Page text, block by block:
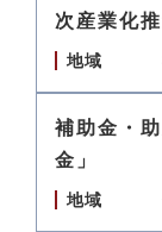
次産業化
地域
補助金・
金」
地域